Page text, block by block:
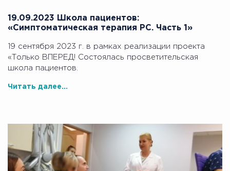
19.09.2023 Школа пациентов:
«Симптоматическая терапия РС. Часть 1»
19 сентября 2023 г. в рамках реализации проекта
«Только ВПЕРЕД! Состоялась просветительская
школа пациентов.
Читать далее...